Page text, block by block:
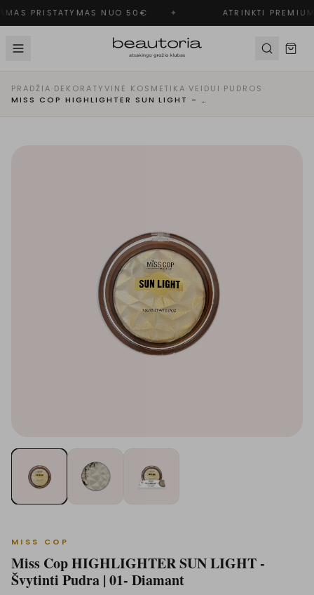
PRISTATYMAS NUO 50€ ✦ ATRINKTI
PRADŽIA·DEKORATYVINĖ KOSMETIKA·VEIDUI ·PUDROS ·
MISS COP HIGHLIGHTER SUN LIGHT - ŠVYTINTI PUDRA | 01- DIAMANT
MISS COP
Miss Cop HIGHLIGHTER SUN LIGHT -
Švytinti Pudra | 01- Diamant